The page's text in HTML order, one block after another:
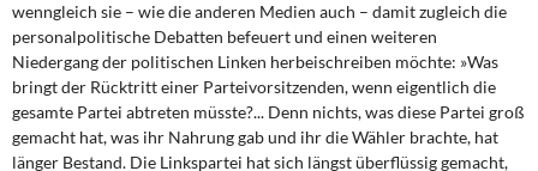
wenngleich sie – wie die anderen Medien auch – damit zugleich die
personalpolitische Debatten befeuert und einen weiteren
Niedergang der politischen Linken herbeischreiben möchte: »Was
bringt der Rücktritt einer Parteivorsitzenden, wenn eigentlich die
gesamte Partei abtreten müsste?... Denn nichts, was diese Partei groß
gemacht hat, was ihr Nahrung gab und ihr die Wähler brachte, hat
länger Bestand. Die Linkspartei hat sich längst überflüssig gemacht,